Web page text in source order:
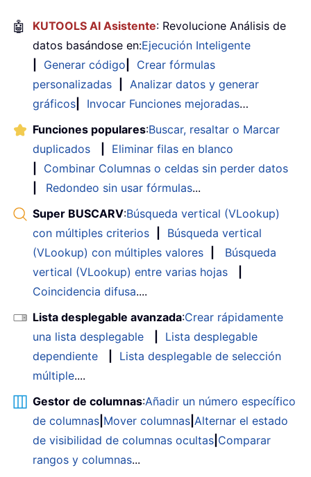
🤖 KUTOOLS AI Asistente: Revolucione Análisis de
datos basándose en:Ejecución Inteligente
Generar código
Crear fórmulas
personalizadas
Analizar datos y generar
gráficos
Invocar Funciones mejoradas…
Funciones populares:Buscar, resaltar o Marcar
duplicados
Eliminar filas en blanco
Combinar Columnas o celdas sin perder datos
Redondeo sin usar fórmulas...
Super BUSCARV:Búsqueda vertical (VLookup)
con múltiples criterios
Búsqueda vertical
(VLookup) con múltiples valores
Búsqueda
vertical (VLookup) entre varias hojas
Coincidencia difusa....
Lista desplegable avanzada:Crear rápidamente
una lista desplegable
Lista desplegable
dependiente
Lista desplegable de selección
múltiple....
Gestor de columnas:Añadir un número específico
de columnas Mover columnas Alternar el estado
de visibilidad de columnas ocultas Comparar
rangos y columnas...